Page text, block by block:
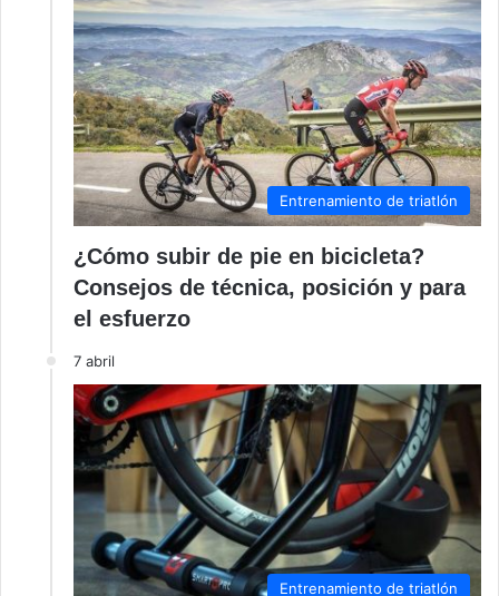
Entrenamiento de triatlón
¿Cómo subir de pie en bicicleta?
Consejos de técnica, posición y para
el esfuerzo
7 abril
Entrenamiento de triatlón